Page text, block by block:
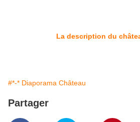
La description du
#*-* Diaporama Château
Partager